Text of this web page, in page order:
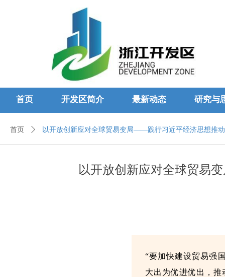
首页 开发区简介 最新动态 研究与
以开放创新应对全球贸易
“要加快建设贸易强
大出为优进优出，
首页 ꄲ 以开放创新应对全球贸易变局——践行习近平经济思想推